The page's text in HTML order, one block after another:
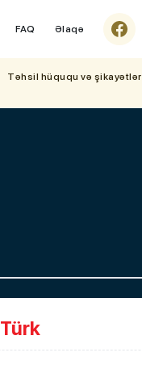
FAQ Əlaqə
Təhsil hüququ və şikayətlər
Türk